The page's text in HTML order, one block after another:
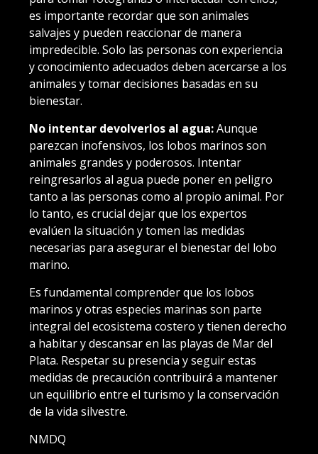
es importante recordar que son animales
salvajes y pueden reaccionar de manera
impredecible. Solo las personas con experiencia
y conocimiento adecuados deben acercarse a los
animales y tomar decisiones basadas en su
bienestar.
No intentar devolverlos al agua:Aunque
parezcan inofensivos, los lobos marinos son
animales grandes y poderosos. Intentar
reingresarlos al agua puede poner en peligro
tanto a las personas como al propio animal. Por
lo tanto, es crucial dejar que los expertos
evalúen la situación y tomen las medidas
necesarias para asegurar el bienestar del lobo
marino.
Es fundamental comprender que los lobos
marinos y otras especies marinas son parte
integral del ecosistema costero y tienen derecho
a habitar y descansar en las playas de Mar del
Plata. Respetar su presencia y seguir estas
medidas de precaución contribuirá a mantener
un equilibrio entre el turismo y la conservación
de la vida silvestre.
NMDQ